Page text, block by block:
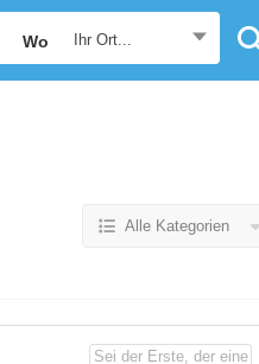
Wo Ihr Ort...
Alle Kategorien
Sei der Erste, der eine